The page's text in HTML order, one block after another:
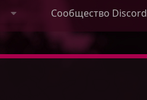
Сообщество Discord